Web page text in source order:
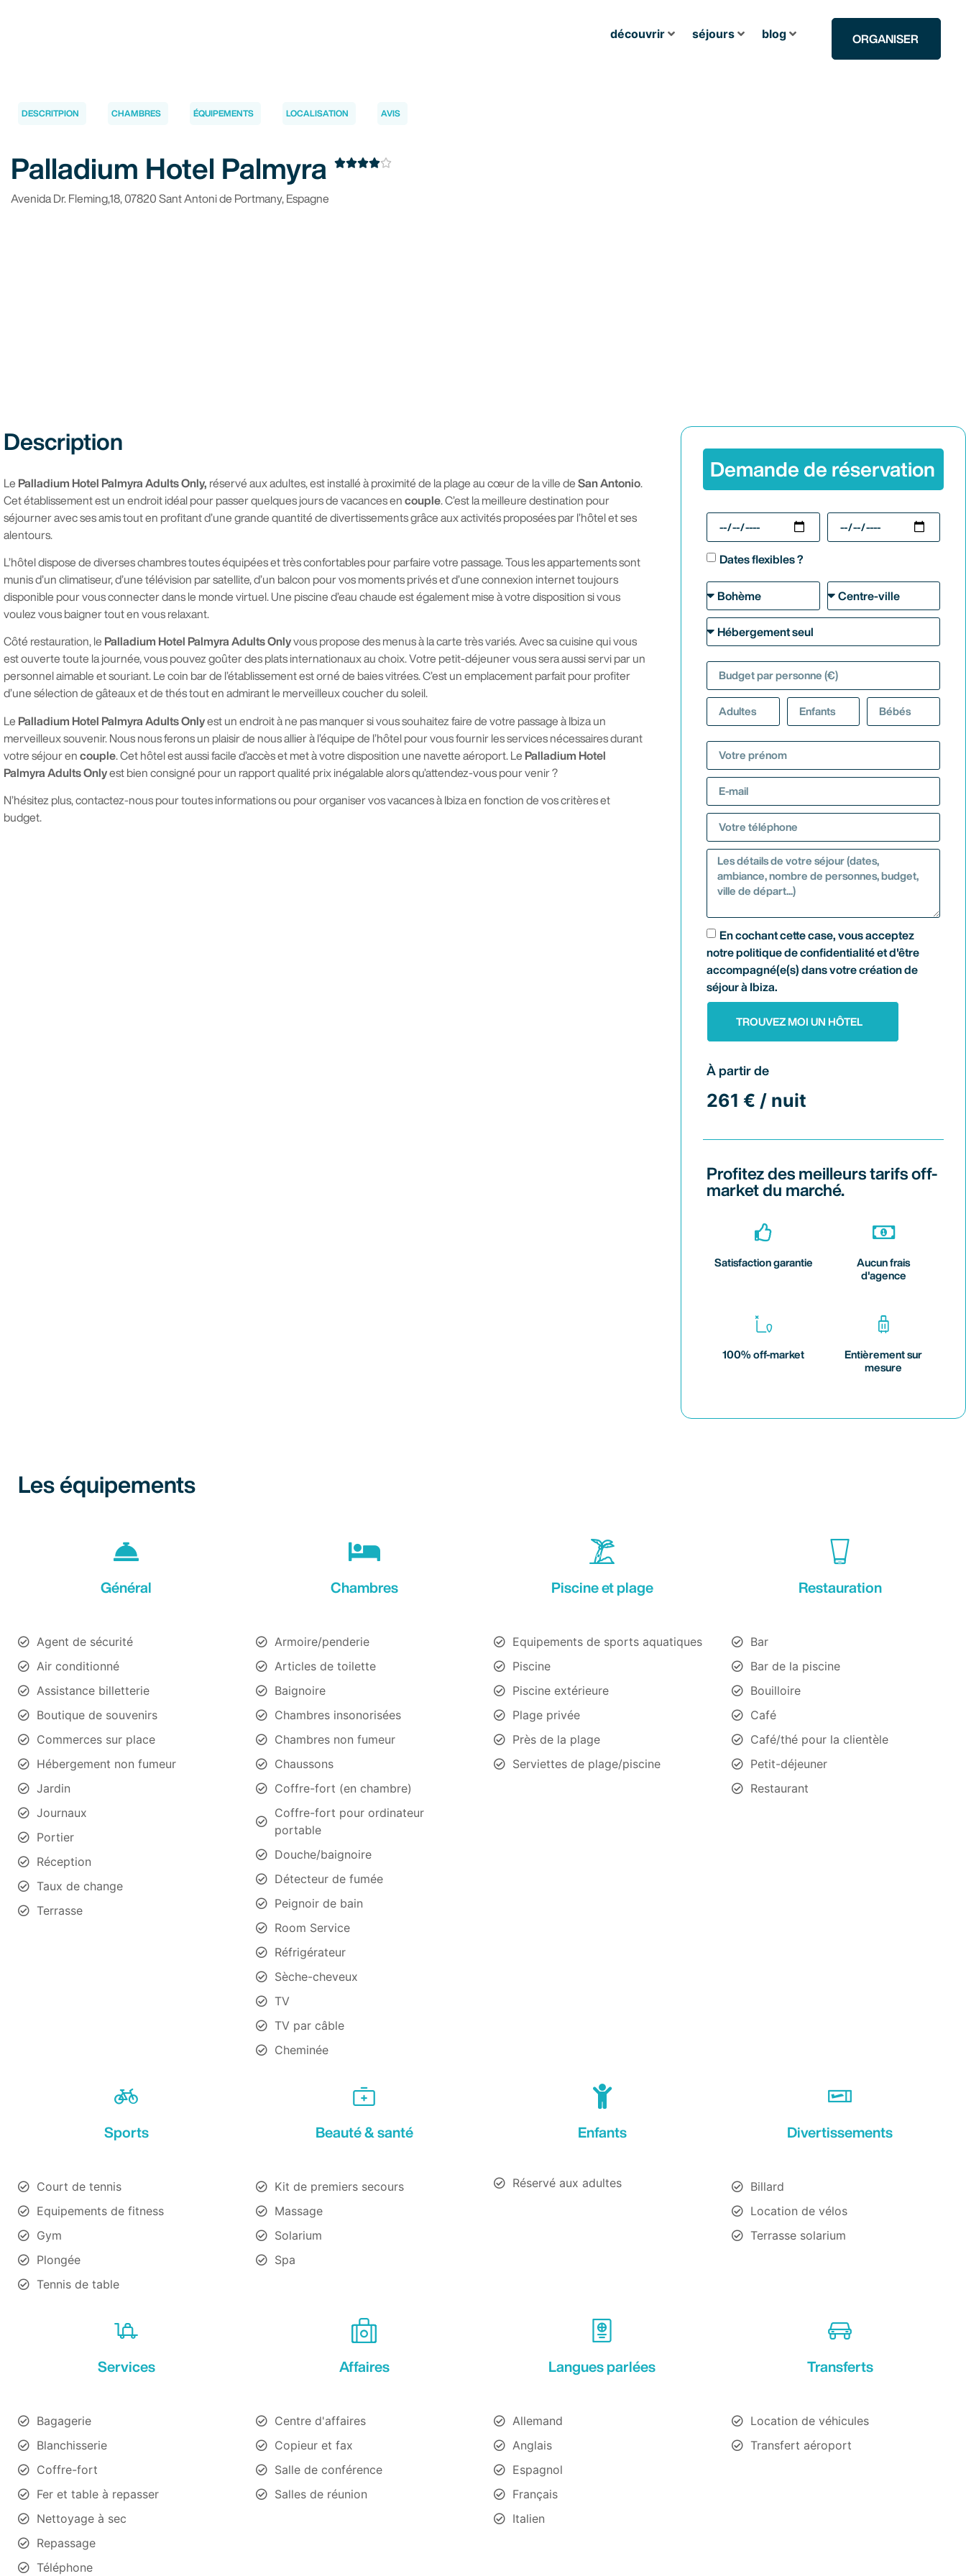
découvrir séjours blog ORGANISER
DESCRITPION CHAMBRES ÉQUIPEMENTS LOCALISATION AVIS
Palladium Hotel Palmyra 
Avenida Dr. Fleming,18, 07820 Sant Antoni de Portmany, Espagne
Description
Le Palladium Hotel Palmyra Adults Only, réservé aux adultes, est installé à proximité de la plage au cœur de la ville de San Antonio
Cet établissement est un endroit idéal pour passer quelques jours de vacances en couple . C’est la meilleure destination pour
séjourner avec ses amis tout en profitant d’une grande quantité de divertissements grâce aux activités proposées par l’hôtel et ses
alentours.
L’hôtel dispose de diverses chambres toutes équipées et très confortables pour parfaire votre passage. Tous les appartements sont
munis d’un climatiseur, d’une télévision par satellite, d’un balcon pour vos moments privés et d’une connexion internet toujours
disponible pour vous connecter dans le monde virtuel. Une piscine d’eau chaude est également mise à votre disposition si vous
voulez vous baigner tout en vous relaxant.
Côté restauration, le Palladium Hotel Palmyra Adults Onlyvous propose des menus à la carte très variés. Avec sa cuisine qui vous
est ouverte toute la journée, vous pouvez goûter des plats internationaux au choix. Votre petit-déjeuner vous sera aussi servi par un
personnel aimable et souriant. Le coin bar de l’établissement est orné de baies vitrées. C’est un emplacement parfait pour profiter
d’une sélection de gâteaux et de thés tout en admirant le merveilleux coucher du soleil.
Le Palladium Hotel Palmyra Adults Onlyest un endroit à ne pas manquer si vous souhaitez faire de votre passage à Ibiza un
merveilleux souvenir. Nous nous ferons un plaisir de nous allier à l’équipe de l’hôtel pour vous fournir les services nécessaires durant
votre séjour en couple . Cet hôtel est aussi facile d’accès et met à votre disposition une navette aéroport. Le Palladium Hotel
Palmyra Adults Onlyest bien consigné pour un rapport qualité prix inégalable alors qu’attendez-vous pour venir ?
N’hésitez plus, contactez-nous pour toutes informations ou pour organiser vos vacances à Ibiza en fonction de vos critères et
budget.
Demande de réservation
Dates flexibles ?
En cochant cette case, vous acceptez
notre politique de confidentialité et d'être
accompagné(e(s) dans votre création de
séjour à Ibiza.
TROUVEZ MOI UN HÔTEL
À partir de
261 € / nuit
Profitez des meilleurs tarifs off-
market du marché.
Satisfaction garantie
Aucun frais
d'agence
100% off-market
Entièrement sur
mesure
Les équipements
Général
Agent de sécurité
Air conditionné
Assistance billetterie
Boutique de souvenirs
Commerces sur place
Hébergement non fumeur
Jardin
Journaux
Portier
Réception
Taux de change
Terrasse
Chambres
Armoire/penderie
Articles de toilette
Baignoire
Chambres insonorisées
Chambres non fumeur
Chaussons
Coffre-fort (en chambre)
Coffre-fort pour ordinateur
portable
Douche/baignoire
Détecteur de fumée
Peignoir de bain
Room Service
Réfrigérateur
Sèche-cheveux
TV
TV par câble
Cheminée
Piscine et plage
Equipements de sports aquatiques
Piscine
Piscine extérieure
Plage privée
Près de la plage
Serviettes de plage/piscine
Restauration
Bar
Bar de la piscine
Bouilloire
Café
Café/thé pour la clientèle
Petit-déjeuner
Restaurant
Sports
Court de tennis
Equipements de fitness
Gym
Plongée
Tennis de table
Beauté & santé
Kit de premiers secours
Massage
Solarium
Spa
Enfants
Réservé aux adultes
Divertissements
Billard
Location de vélos
Terrasse solarium
Services
Bagagerie
Blanchisserie
Coffre-fort
Fer et table à repasser
Nettoyage à sec
Repassage
Téléphone
Affaires
Centre d'affaires
Copieur et fax
Salle de conférence
Salles de réunion
Langues parlées
Allemand
Anglais
Espagnol
Français
Italien
Transferts
Location de véhicules
Transfert aéroport